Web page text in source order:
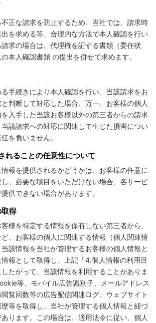
正な請求を防止するため、当社では、請求時
を求める等、合理的な方法で本人確認を行い
求の場合は、代理権を証する書類（委任状
本人確認書類 の提出を併せて求めます。
手続きにより本人確認を行い、当該請求をお
判断して対応した場合、万一、お客様の個人
入手した当該お客様以外の第三者からの請求
該請求への対応に関連して生じた損害につい
を負いません。
れることの任意性について
報を提供されるかどうかは、お客様の任意に
、必要な項目をいただけない場合、各サービ
供できない場合があります。
得
様を特定する情報を保有しない第三者から、
、お客様の個人に関連する情報（個人関連情
該情報を当社が管理するお客様の個人情報と
報として取得し、上記「4.個人情報の利用目
たがって、当該情報を利用することがありま
等、モバイル広告識別子、メールアドレス
覧回数等の広告配信関連ログ、ウェブサイト
等を取得し、当社が管理する個人情報と紐づ
ります。この場合は、適用法令に従い、個人